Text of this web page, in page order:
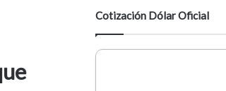
modo
Cotización Dólar Oficial